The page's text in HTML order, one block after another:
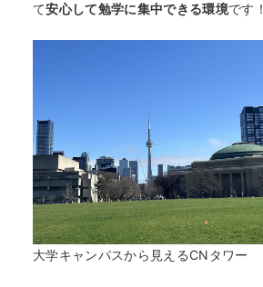
て安心して勉学に集中できる環境です！
大学キャンパスから見えるCNタワー